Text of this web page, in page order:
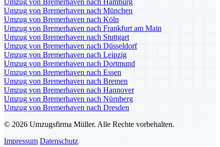
Umzug von Bremerhaven nach Hamburg
Umzug von Bremerhaven nach München
Umzug von Bremerhaven nach Köln
Umzug von Bremerhaven nach Frankfurt am Main
Umzug von Bremerhaven nach Stuttgart
Umzug von Bremerhaven nach Düsseldorf
Umzug von Bremerhaven nach Leipzig
Umzug von Bremerhaven nach Dortmund
Umzug von Bremerhaven nach Essen
Umzug von Bremerhaven nach Bremen
Umzug von Bremerhaven nach Hannover
Umzug von Bremerhaven nach Nürnberg
Umzug von Bremerhaven nach Dresden
© 2026 Umzugsfirma Müller. Alle Rechte vorbehalten.
Impressum Datenschutz